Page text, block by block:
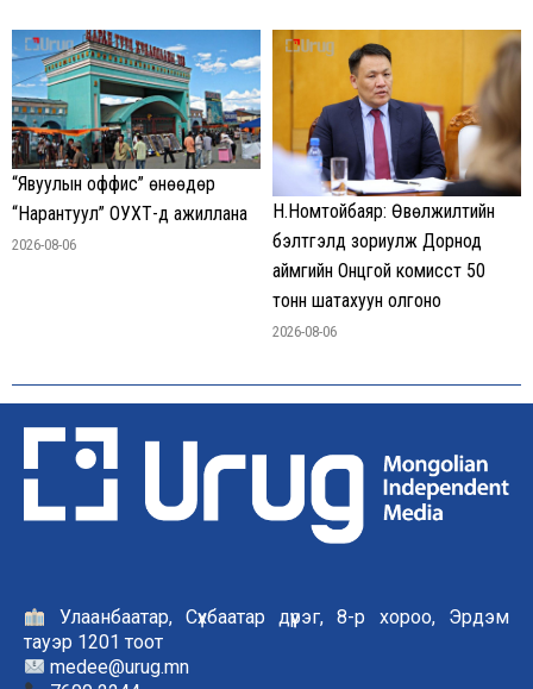
“Явуулын оффис” өнөөдөр
“Нарантуул” ОУХТ-д ажиллана
2026-08-06
Н.Номтойбаяр: Өвөлжилтийн
бэлтгэлд зориулж Дорнод
аймгийн Онцгой комисст 50
тонн шатахуун олгоно
2026-08-06
Улаанбаатар, Сүхбаатар дүүрэг, 8-р хороо, Эрдэм
тауэр 1201 тоот
medee@urug.mn